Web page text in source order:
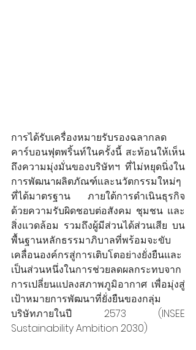
การได้รับเครื่องหมายรับรองฉลากลด
คาร์บอนฟุตพริ้นท์ในครั้งนี้ สะท้อนให้เห็น
ถึงความมุ่งมั่นของบริษัทฯ ที่ไม่หยุดนิ่งใน
การพัฒนาผลิตภัณฑ์และนวัตกรรมใหม่ๆ
ที่ได้มาตรฐาน ภายใต้การดำเนินธุรกิจ
ด้วยความรับผิดชอบต่อสังคม ชุมชน และ
สิ่งแวดล้อม รวมถึงผู้มีส่วนได้ส่วนเสีย บน
พื้นฐานหลักธรรมาภิบาลที่พร้อมจะขับ
เคลื่อนองค์กรสู่การเติบโตอย่างยั่งยืนและ
เป็นส่วนหนึ่งในการช่วยลดผลกระทบจาก
การเปลี่ยนแปลงสภาพภูมิอากาศ เพื่อมุ่งสู่
เป้าหมายการพัฒนาที่ยั่งยืนของกลุ่ม
บริษัทภายในปี 2573 (INSEE
Sustainability Ambition 2030)